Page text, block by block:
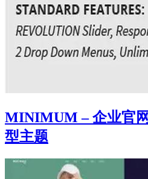
MINIMUM – 企业官
型主题